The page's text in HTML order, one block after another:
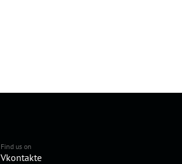
Find us on
Vkontakte